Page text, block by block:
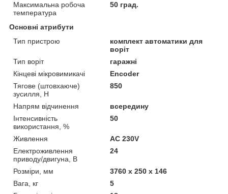
Максимальна робоча
температура
50 град.
Основні атрибути
Тип пристрою
комплект автоматики для
воріт
Тип воріт
гаражні
Кінцеві мікровимикачі
Encoder
Тягове (штовхаюче)
зусилля, Н
850
Напрям відчинення
всередину
Інтенсивність
використання, %
50
Живлення
AC 230V
Електроживлення
приводу/двигуна, В
24
Розміри, мм
3760 x 250 x 146
Вага, кг
5